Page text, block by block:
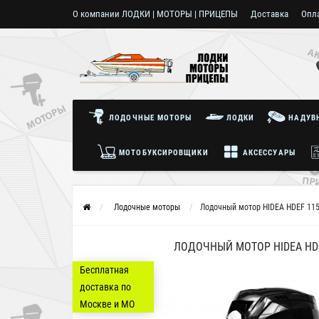
О компании ЛОДКИ | МОТОРЫ | ПРИЦЕПЫ Доставка
ЛОДОЧНЫЕ МОТОРЫ ЛОДКИ
МОТОБУКСИРОВЩИКИ АКСЕССУАРЫ
Лодочные моторы Лодочный мотор HIDEA HDEF
ЛОДОЧНЫЙ МОТОР HIDEA
Бесплатная
доставка по
Москве и МО